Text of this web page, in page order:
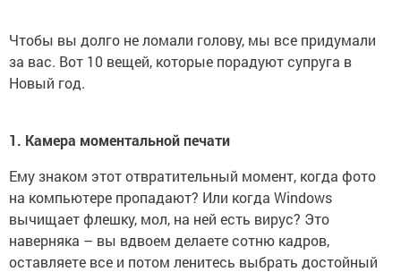
Чтобы вы долго не ломали голову, мы все придумали
за вас. Вот 10 вещей, которые порадуют супруга в
Новый год.
1. Камера моментальной печати
Ему знаком этот отвратительный момент, когда фото
на компьютере пропадают? Или когда Windows
вычищает флешку, мол, на ней есть вирус? Это
наверняка – вы вдвоем делаете сотню кадров,
оставляете все и потом ленитесь выбрать достойный